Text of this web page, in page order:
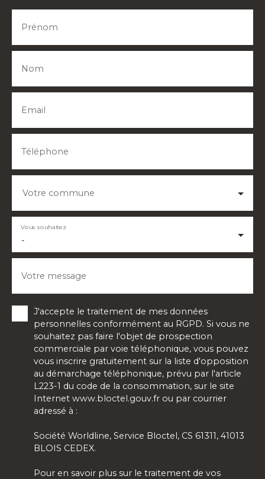
Prénom
Nom
Email
Téléphone
Votre commune
-
Vous souhaitez
Votre message
J'accepte le traitement de mes données
personnelles conformément au RGPD. Si vous ne
souhaitez pas faire l'objet de prospection
commerciale par voie téléphonique, vous pouvez
vous inscrire gratuitement sur la liste d'opposition
au démarchage téléphonique, prévu par l'article
L223-1 du code de la consommation, sur le site
Internet www.bloctel.gouv.fr ou par courrier
adressé à :
Société Worldline, Service Bloctel, CS 61311, 41013
BLOIS CEDEX.
Pour en savoir plus sur le traitement de vos